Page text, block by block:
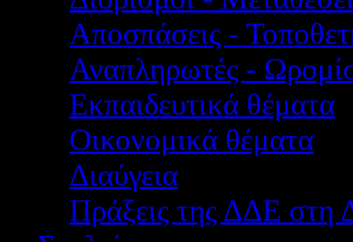
Αποσπάσεις -
Αναπληρωτές -
Εκπαιδευτικά θέματα
Οικονομικά θέματα
Διαύγεια
Πράξεις της ΔΔΕ στη